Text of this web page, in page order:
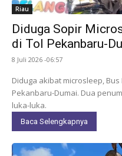
Riau
Diduga Sopir
di Tol Pekanbaru-
8 Juli 2026 -06:57
Diduga akibat microsleep,
Pekanbaru-Dumai. Dua
luka-luka.
Baca Selengkapnya